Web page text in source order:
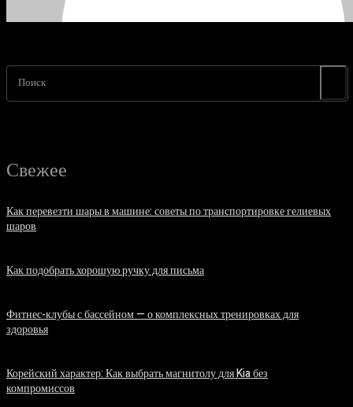
Поиск
Свежее
Как перевезти шары в машине: советы по транспортировке гелиевых
шаров
Как подобрать хорошую ручку для письма
Фитнес-клубы с бассейном — о комплексных тренировках для
здоровья
Корейский характер: Как выбрать магнитолу для Kia без
компромиссов